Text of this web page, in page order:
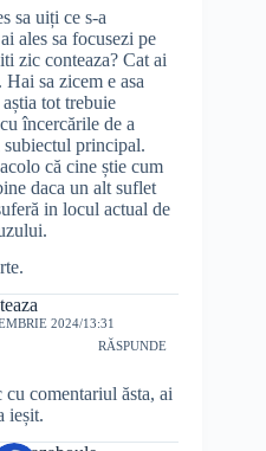
sa uiți ce s-a
ales sa focusezi pe
zic conteaza? Cat ai
sa zicem e asa
tot trebuie
încercările de a
subiectul principal.
că cine știe cum
daca un alt suflet
in locul actual de
2024/13:31
RĂSPUNDE
comentariul ăsta, ai
ieșit.